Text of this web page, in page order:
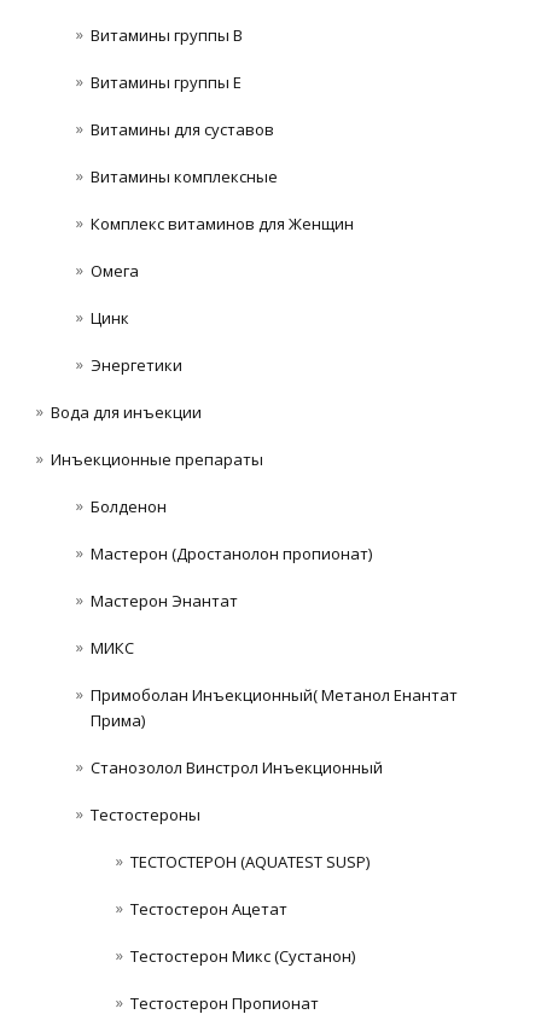
Витамины группы В
Витамины группы Е
Витамины для суставов
Витамины комплексные
Комплекс витаминов для Женщин
Омега
Цинк
Энергетики
Вода для инъекции
Инъeкциoнныe препараты
Болденон
Мастерон (Дростанолон пропионат)
Мастерон Энантат
МИКС
Примоболан Инъекционный( Метанол Енантат
Прима)
Станозолол Винстрол Инъекционный
Тестостероны
ТЕСТОСТЕРОН (AQUATEST SUSP)
Тестостерон Ацетат
Тестостерон Микс (Сустанон)
Тестостерон Пропионат